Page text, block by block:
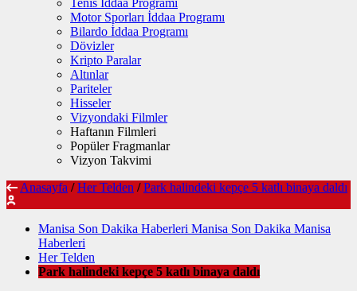
Tenis İddaa Programı
Motor Sporları İddaa Programı
Bilardo İddaa Programı
Dövizler
Kripto Paralar
Altınlar
Pariteler
Hisseler
Vizyondaki Filmler
Haftanın Filmleri
Popüler Fragmanlar
Vizyon Takvimi
Anasayfa / Her Telden / Park halindeki kepçe 5 katlı binaya daldı
Manisa Son Dakika Haberleri Manisa Son Dakika Manisa
Haberleri
Her Telden
Park halindeki kepçe 5 katlı binaya daldı